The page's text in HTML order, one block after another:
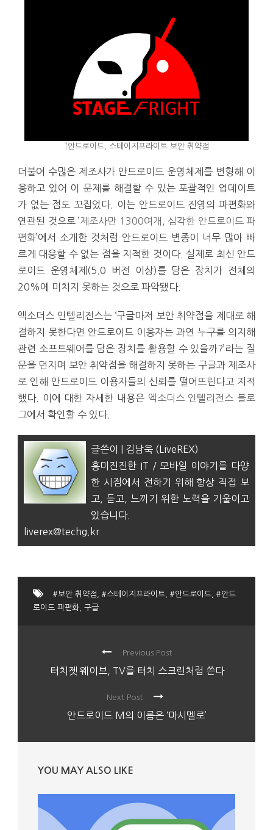
↑안드로이드, 스테이지프라이트 보안 취약점
더불어 수많은 제조사가 안드로이드 운영체제를 변형해 이
용하고 있어 이 문제를 해결할 수 있는 포괄적인 업데이트
가 없는 점도 꼬집었다. 이는 안드로이드 진영의 파편화와
연관된 것으로 ’제조사만 1300여개, 심각한 안드로이드 파
편화’에서 소개한 것처럼 안드로이드 변종이 너무 많아 빠
르게 대응할 수 없는 점을 지적한 것이다. 실제로 최신 안드
로이드 운영체제(5.0 버전 이상)를 담은 장치가 전체의
20%에 미치지 못하는 것으로 파악됐다.
엑소더스 인텔리전스는 ‘구글마저 보안 취약점을 제대로 해
결하지 못한다면 안드로이드 이용자는 과연 누구를 의지해
관련 소프트웨어를 담은 장치를 활용할 수 있을까?’라는 질
문을 던지며 보안 취약점을 해결하지 못하는 구글과 제조사
로 인해 안드로이드 이용자들의 신뢰를 떨어뜨린다고 지적
했다. 이에 대한 자세한 내용은 엑소더스 인텔리전스 블로
그에서 확인할 수 있다.
글쓴이 | 김남욱 (LiveREX)
흥미진진한 IT / 모바일 이야기를 다양
한 시점에서 전하기 위해 항상 직접 보
고, 듣고, 느끼기 위한 노력을 기울이고
있습니다.
liverex@techg.kr
#보안 취약점 #스테이지프라이트 #안드로이드
#안드
로이드 파편화
구글
Previous Post
터치젯 웨이브, TV를 터치 스크린처럼 쓴다
Next Post
안드로이드 M의 이름은 ‘마시멜로’
YOU MAY ALSO LIKE